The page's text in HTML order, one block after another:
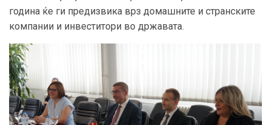
година ќе ги предизвика врз домашните и странските
компании и инвеститори во државата.